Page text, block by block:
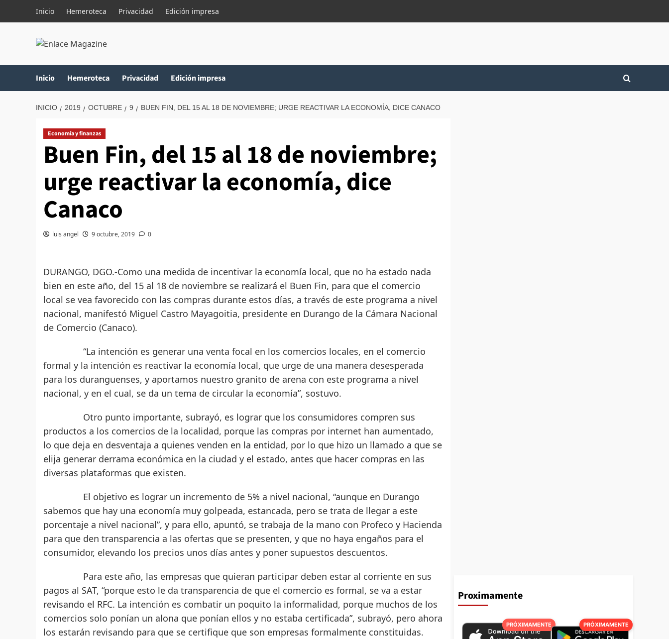
Inicio Hemeroteca Privacidad Edición impresa
Inicio Hemeroteca Privacidad Edición impresa
INICIO 2019 OCTUBRE 9 BUEN FIN, DEL 15 AL 18 DE NOVIEMBRE; URGE REACTIVAR LA ECONOMÍA, DICE CANACO
Economía y finanzas
Buen Fin, del 15 al 18 de noviembre;
urge reactivar la economía, dice
Canaco
luis angel 9 octubre, 2019 0
DURANGO, DGO.-Como una medida de incentivar la economía local, que no ha estado nada
bien en este año, del 15 al 18 de noviembre se realizará el Buen Fin, para que el comercio
local se vea favorecido con las compras durante estos días, a través de este programa a nivel
nacional, manifestó Miguel Castro Mayagoitia, presidente en Durango de la Cámara Nacional
de Comercio (Canaco).
“La intención es generar una venta focal en los comercios locales, en el comercio
formal y la intención es reactivar la economía local, que urge de una manera desesperada
para los duranguenses, y aportamos nuestro granito de arena con este programa a nivel
nacional, y en el cual, se da un tema de circular la economía”, sostuvo.
Otro punto importante, subrayó, es lograr que los consumidores compren sus
productos a los comercios de la localidad, porque las compras por internet han aumentado,
lo que deja en desventaja a quienes venden en la entidad, por lo que hizo un llamado a que se
elija generar derrama económica en la ciudad y el estado, antes que hacer compras en las
diversas plataformas que existen.
El objetivo es lograr un incremento de 5% a nivel nacional, “aunque en Durango
sabemos que hay una economía muy golpeada, estancada, pero se trata de llegar a este
porcentaje a nivel nacional”, y para ello, apuntó, se trabaja de la mano con Profeco y Hacienda
para que den transparencia a las ofertas que se presenten, y que no haya engaños para el
consumidor, elevando los precios unos días antes y poner supuestos descuentos.
Para este año, las empresas que quieran participar deben estar al corriente en sus
pagos al SAT, “porque esto le da transparencia de que el comercio es formal, se va a estar
revisando el RFC. La intención es combatir un poquito la informalidad, porque muchos de los
comercios solo ponían un alona que ponían ellos y no estaba certificada”, subrayó, pero ahora
los estarán revisando para que se certifique que son empresas formalmente constituidas.
Proximamente
PRÓXIMAMENTE PRÓXIMAMENTE